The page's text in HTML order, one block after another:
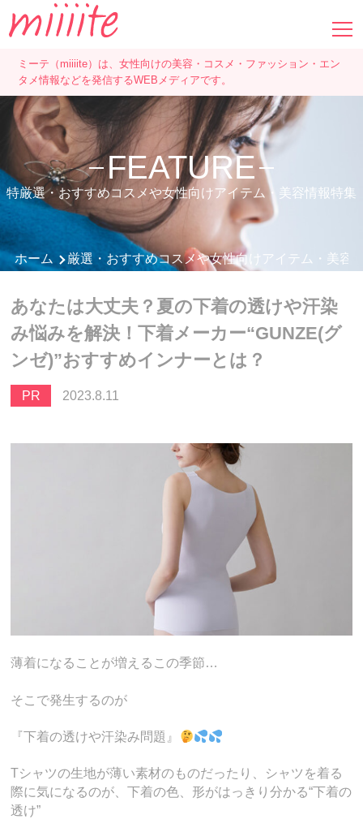
ミーテ（miiiite）は、女性向けの美容・コスメ・ファッション・エン
タメ情報などを発信するWEBメディアです。
FEATURE
特厳選・おすすめコスメや女性向けアイテム・美容情報特集
ホーム 厳選・おすすめコスメや女性向けアイテム・美容
あなたは大丈夫？夏の下着の透けや汗染
み悩みを解決！下着メーカー“GUNZE(グ
ンゼ)”おすすめインナーとは？
PR 2023.8.11
薄着になることが増えるこの季節…
そこで発生するのが
『下着の透けや汗染み問題』
Tシャツの生地が薄い素材のものだったり、シャツを着る
際に気になるのが、下着の色、形がはっきり分かる“下着の
透け”